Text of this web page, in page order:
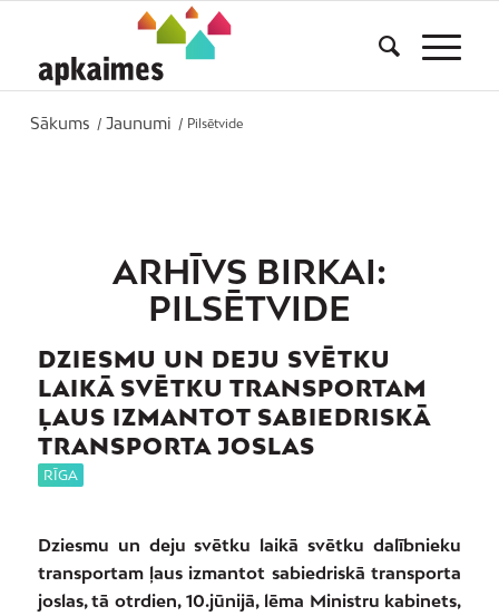
Sākums / Jaunumi / Pilsētvide
ARHĪVS BIRKAI:
PILSĒTVIDE
DZIESMU UN DEJU SVĒTKU
LAIKĀ SVĒTKU TRANSPORTAM
ĻAUS IZMANTOT SABIEDRISKĀ
TRANSPORTA JOSLAS
RĪGA
Dziesmu un deju svētku laikā svētku dalībnieku
transportam ļaus izmantot sabiedriskā transporta
joslas, tā otrdien, 10.jūnijā, lēma Ministru kabinets,